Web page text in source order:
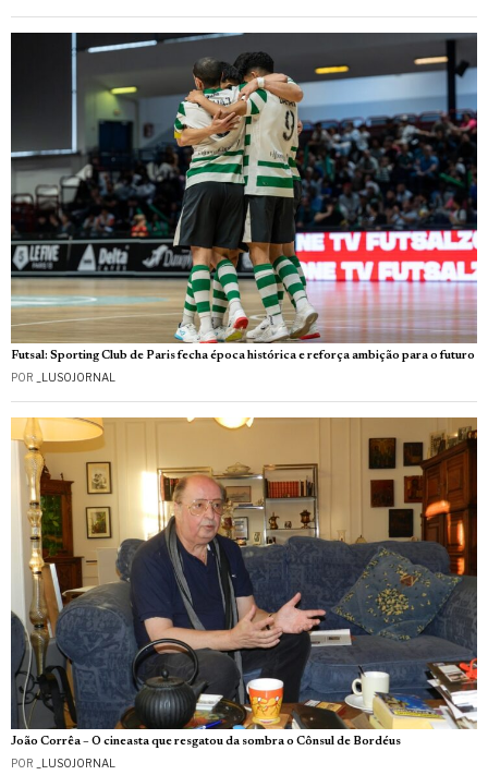
Futsal: Sporting Club de Paris fecha época histórica e reforça ambição para o futuro
POR _LUSOJORNAL
João Corrêa – O cineasta que resgatou da sombra o Cônsul de Bordéus
POR _LUSOJORNAL